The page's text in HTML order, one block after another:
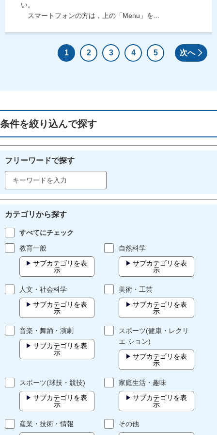
い。
スマートフォンの方は，上の「Menu」を...
1 2 3 4 5 次へ
条件を絞り込んで探す
フリーワードで探す
カテゴリから探す
すべてにチェック
教育一般
サブカテゴリを表
示
自然科学
サブカテゴリを表
示
人文・社会科学
サブカテゴリを表
示
美術・工芸
サブカテゴリを表
示
音楽・舞踊・演劇
サブカテゴリを表
示
スポーツ(健康・レクリ
エ-ション)
サブカテゴリを表
示
スポーツ(球技・競技)
サブカテゴリを表
示
家庭生活・趣味
サブカテゴリを表
示
産業・技術・情報 その他